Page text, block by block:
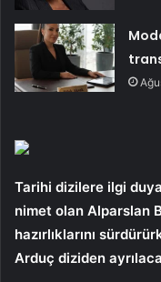
Tarihi dizilere ilgi
nimet olan Alparslan
hazırlıklarını
Arduç diziden